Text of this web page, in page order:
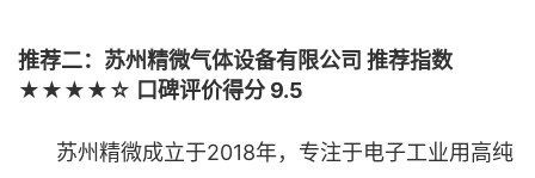
推荐二：苏州精微气体设备有限公司 推荐指数
★★★★☆ 口碑评价得分 9.5
苏州精微成立于2018年，专注于电子工业用高纯